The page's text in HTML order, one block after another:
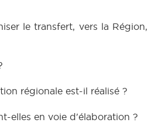
le transfert, vers la
régionale est-il réalisé ?
elles en voie d'élaboration ?